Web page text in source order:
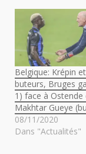
Belgique: Krépin
buteurs, Bruges
1) face à Ostende
Makhtar Gueye
08/11/2020
Dans "Actualités"